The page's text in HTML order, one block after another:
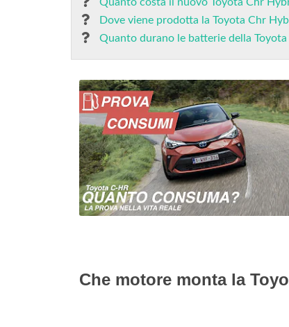
Dove viene prodotta la Toyota Chr
Quanto durano le batterie della Toyota
Che motore monta la